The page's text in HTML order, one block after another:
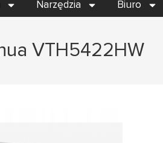
Narzędzia Biuro
VTH5422HW